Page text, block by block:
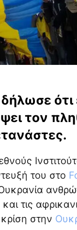
ότι
τον
του στο
τις
στην